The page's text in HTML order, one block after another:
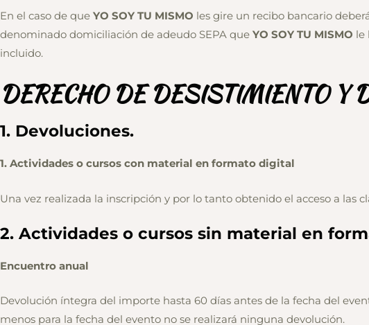
En el caso de que YO SOY TU MISMO les gire un recibo bancario
denominado domiciliación de adeudo SEPA que YO SOY TU MISMO le
incluido.
DERECHO DE DESISTIMIENTO Y
1. Devoluciones.
1. Actividades o cursos con material en formato digital
Una vez realizada la inscripción y por lo tanto obtenido el acceso a las
2. Actividades o cursos sin material en
Encuentro anual
Devolución íntegra del importe hasta 60 días antes de la fecha del
menos para la fecha del evento no se realizará ninguna devolución.